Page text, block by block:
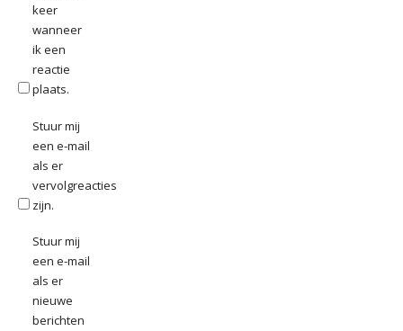
keer
wanneer
ik een
reactie
plaats.
Stuur mij
een e-mail
als er
vervolgreacties
zijn.
Stuur mij
een e-mail
als er
nieuwe
berichten